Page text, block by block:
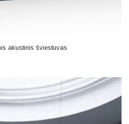
akustinis šviestuvas